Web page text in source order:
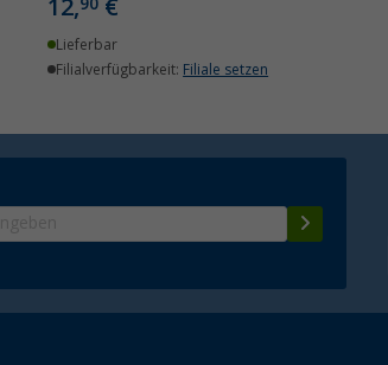
12, €
Lieferbar
Filialverfügbarkeit: Filiale setzen